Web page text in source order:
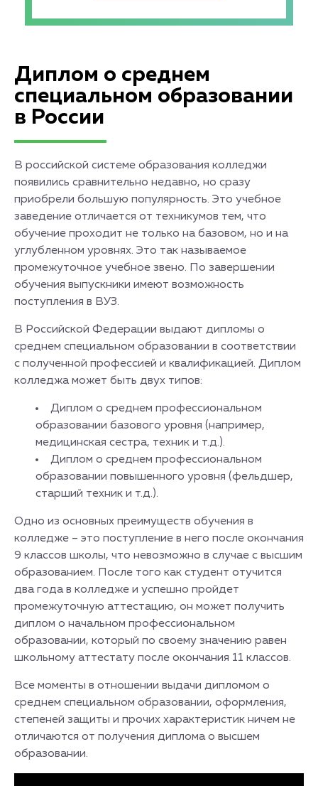
Диплом о среднем
специальном образовании
в России
В российской системе образования колледжи
появились сравнительно недавно, но сразу
приобрели большую популярность. Это учебное
заведение отличается от техникумов тем, что
обучение проходит не только на базовом, но и на
углубленном уровнях. Это так называемое
промежуточное учебное звено. По завершении
обучения выпускники имеют возможность
поступления в ВУЗ.
В Российской Федерации выдают дипломы о
среднем специальном образовании в соответствии
с полученной профессией и квалификацией. Диплом
колледжа может быть двух типов:
Диплом о среднем профессиональном
образовании базового уровня (например,
медицинская сестра, техник и т.д.).
Диплом о среднем профессиональном
образовании повышенного уровня (фельдшер,
старший техник и т.д.).
Одно из основных преимуществ обучения в
колледже – это поступление в него после окончания
9 классов школы, что невозможно в случае с высшим
образованием. После того как студент отучится
два года в колледже и успешно пройдет
промежуточную аттестацию, он может получить
диплом о начальном профессиональном
образовании, который по своему значению равен
школьному аттестату после окончания 11 классов.
Все моменты в отношении выдачи дипломом о
среднем специальном образовании, оформления,
степеней защиты и прочих характеристик ничем не
отличаются от получения диплома о высшем
образовании.